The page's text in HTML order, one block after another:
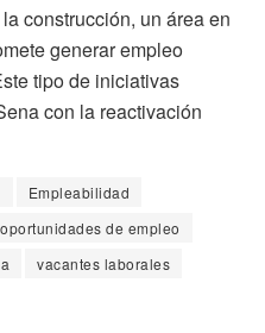
construcción, un área en
generar empleo
tipo de iniciativas
con la reactivación
Empleabilidad
oportunidades de empleo
vacantes laborales